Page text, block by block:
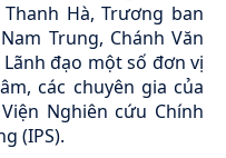
Hà, Trương ban
Trung, Chánh Văn
đạo một số đơn vị
các chuyên gia của
Nghiên cứu Chính
(IPS).